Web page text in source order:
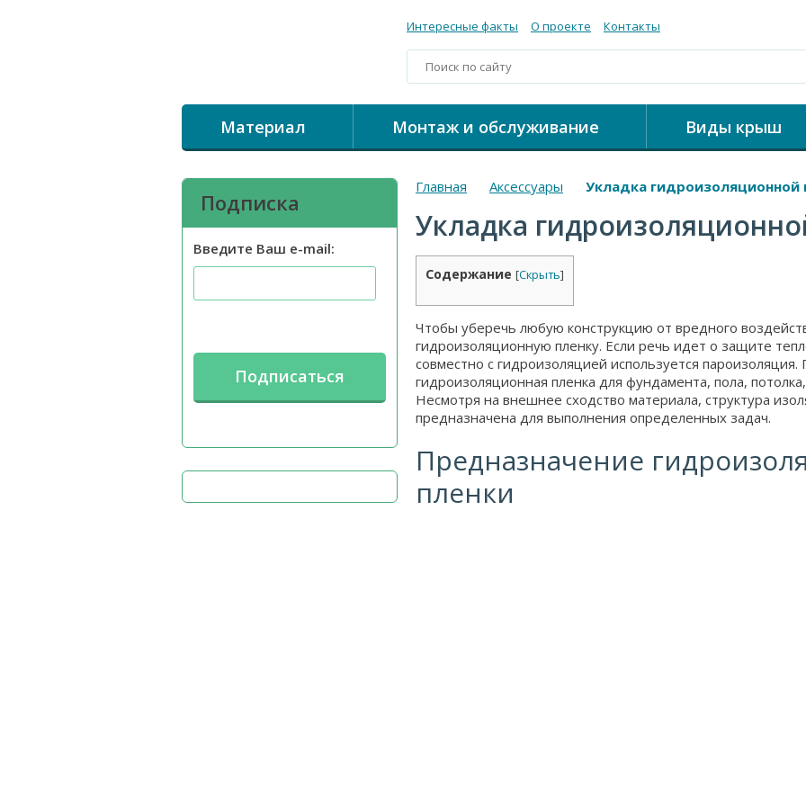
Интересные факты О проекте Контакты
Материал Монтаж и обслуживание Виды крыш
Главная Аксессуары Укладка гидроизоляционной
Укладка
Содержание [Скрыть]
Чтобы уберечь любую конструкцию от вредного
гидроизоляционную пленку. Если речь идет о защите
совместно с гидроизоляцией используется
гидроизоляционная пленка для фундамента, пола,
Несмотря на внешнее сходство материала, структура
предназначена для выполнения определенных задач.
Предназначение
пленки
Подписка
Введите Ваш e-mail: